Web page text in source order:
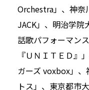
Orchestra」、神奈
JACK」、明治学
話歌パフォーマン
『ＵＮＩＴＥＤ』
ガーズ voxbox」
トス」、東京都市